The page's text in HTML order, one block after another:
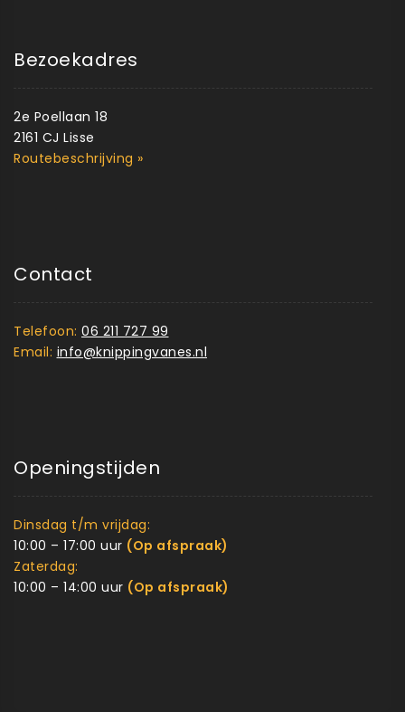
Bezoekadres
2e Poellaan 18
2161 CJ Lisse
Routebeschrijving »
Contact
Telefoon: 06 211 727 99
Email: info@knippingvanes.nl
Openingstijden
Dinsdag t/m vrijdag:
10:00 – 17:00 uur (Op afspraak)
Zaterdag:
10:00 – 14:00 uur (Op afspraak)